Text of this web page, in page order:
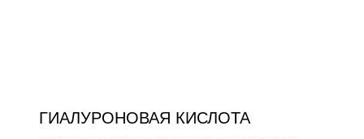
ГИАЛУРОНОВАЯ КИСЛОТА